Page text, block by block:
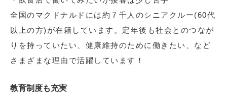
全国のマクドナルドには約７千人のシニアクルー(60代
以上の方)が在籍しています。定年後も社会とのつなが
りを持っていたい、健康維持のために働きたい、など
さまざまな理由で活躍しています！
教育制度も充実